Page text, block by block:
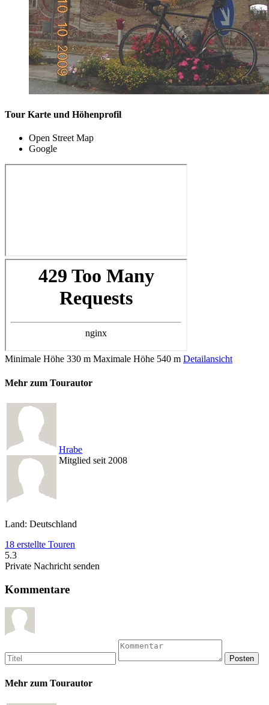
Tour Karte und Höhenprofil
Open Street Map
Google
Minimale Höhe 330 m Maximale Höhe 540 m Detailansicht
Mehr zum Tourautor
Hrabe
Mitglied seit 2008
Land: Deutschland
18 erstellte Touren
5.3
Private Nachricht senden
Kommentare
Mehr zum Tourautor